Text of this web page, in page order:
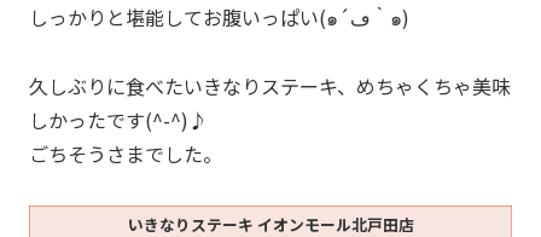
しっかりと堪能してお腹いっぱい(๑´ڡ｀๑)
久しぶりに食べたいきなりステーキ、めちゃくちゃ美味
しかったです(^-^)♪
ごちそうさまでした。
いきなりステーキ イオンモール北戸田店